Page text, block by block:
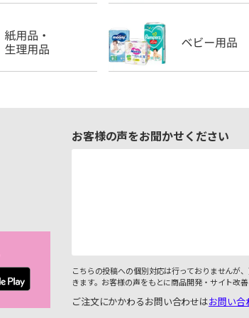
お客様の声をお聞かせください
こちらの投稿への個別対応は行っておりませんが
きます。お客様の声をもとに商品開発・サイト改善
ご注文にかかわるお問い合わせはお問い合